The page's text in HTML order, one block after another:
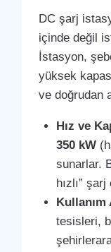
DC şarj
içinde değil
İstasyon,
yüksek
ve doğrudan
Hız ve
350 kW
sunarlar.
hızlı”
Kullanım
tesisleri,